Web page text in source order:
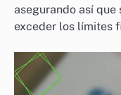
asegurando así
exceder los límites